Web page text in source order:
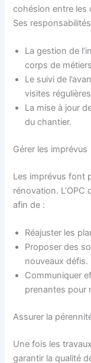
cohésion entre les
Ses
La gestion de
corps de
Le suivi de
visites
La mise à jour
du chantier.
Gérer les imprévus
Les imprévus font
rénovation.
afin de :
Réajuster les
Proposer des
nouveaux défis.
Communiquer
prenantes pour
Assurer la
Une fois les
garantir la qualité